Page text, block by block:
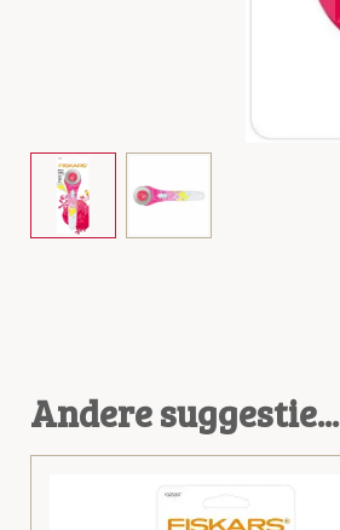
Andere suggestie...